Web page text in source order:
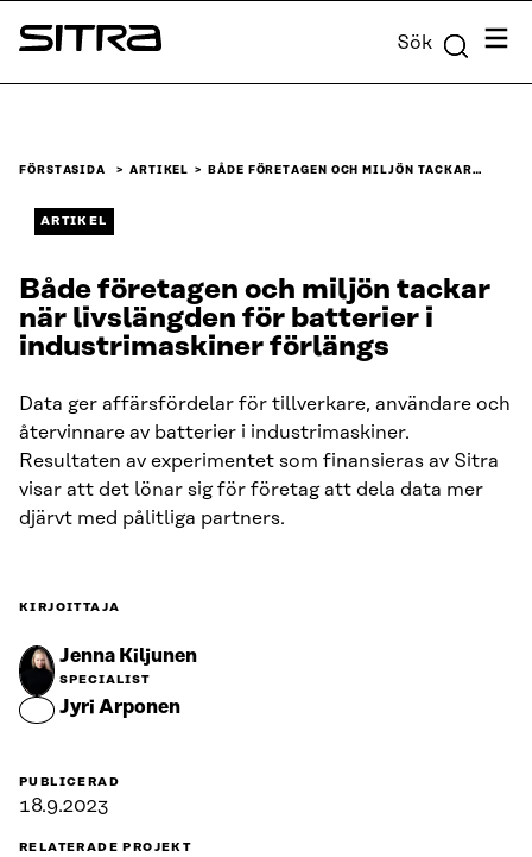
Skip to
content
Sitra Sök Meny
FÖRSTASIDA ARTIKEL BÅDE FÖRETAGEN OCH MILJÖN TACKAR…
ARTIKEL
Både företagen och miljön tackar
när livslängden för batterier i
industrimaskiner förlängs
Data ger affärsfördelar för tillverkare, användare och
återvinnare av batterier i industrimaskiner.
Resultaten av experimentet som finansieras av Sitra
visar att det lönar sig för företag att dela data mer
djärvt med pålitliga partners.
KIRJOITTAJA
Jenna Kiljunen
SPECIALIST
Jyri Arponen
PUBLICERAD
18.9.2023
RELATERADE PROJEKT